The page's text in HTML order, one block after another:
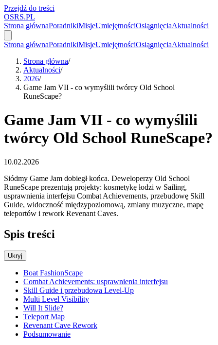
Przejdź do treści
OSRS.PL
Strona głównaPoradnikiMisjeUmiejętnościOsiągnięciaAktualności
Strona głównaPoradnikiMisjeUmiejętnościOsiągnięciaAktualności
Strona główna/
Aktualności/
2026/
Game Jam VII - co wymyślili twórcy Old School
RuneScape?
Game Jam VII - co wymyślili
twórcy Old School RuneScape?
10.02.2026
Siódmy Game Jam dobiegł końca. Deweloperzy Old School
RuneScape prezentują projekty: kosmetykę łodzi w Sailing,
usprawnienia interfejsu Combat Achievements, przebudowę Skill
Guide, widoczność międzypoziomową, zmiany muzyczne, mapę
teleportów i rework Revenant Caves.
Spis treści
Ukryj
Boat FashionScape
Combat Achievements: usprawnienia interfejsu
Skill Guide i przebudowa Level-Up
Multi Level Visibility
Will It Slide?
Teleport Map
Revenant Cave Rework
Podsumowanie